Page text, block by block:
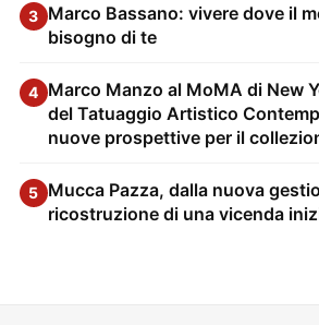
3 Marco Bassano: vivere dove il
bisogno di te
4 Marco Manzo al MoMA di New
del Tatuaggio Artistico
nuove prospettive per il
5 Mucca Pazza, dalla nuova
ricostruzione di una vicenda